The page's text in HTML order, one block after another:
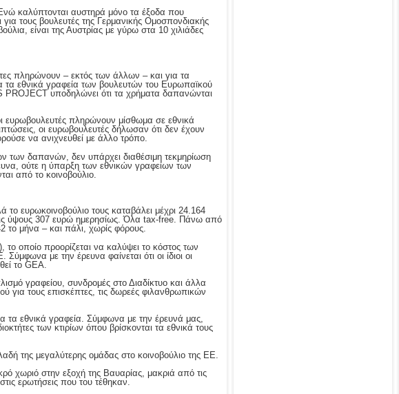
καλύπτονται αυστηρά μόνο τα έξοδα που
τους βουλευτές της Γερμανικής Ομοσπονδιακής
είναι της Αυστρίας με γύρω στα 10 χιλιάδες
πληρώνουν – εκτός των άλλων – και για τα
εθνικά γραφεία των βουλευτών του Ευρωπαϊκού
PROJECT υποδηλώνει ότι τα χρήματα δαπανώνται
ευρωβουλευτές πληρώνουν μίσθωμα σε εθνικά
οι ευρωβουλευτές δήλωσαν ότι δεν έχουν
να ανιχνευθεί με άλλο τρόπο.
των δαπανών, δεν υπάρχει διαθέσιμη τεκμηρίωση
ούτε η ύπαρξη των εθνικών γραφείων των
από το κοινοβούλιο.
ευρωκοινοβούλιο τους καταβάλει μέχρι 24.164
ύψους 307 ευρώ ημερησίως. Όλα tax-free. Πάνω από
το μήνα – και πάλι, χωρίς φόρους.
οποίο προορίζεται να καλύψει το κόστος των
με την έρευνα φαίνεται ότι οι ίδιοι οι
το GEA.
γραφείου, συνδρομές στο Διαδίκτυο και άλλα
για τους επισκέπτες, τις δωρεές φιλανθρωπικών
τα εθνικά γραφεία. Σύμφωνα με την έρευνά μας,
των κτιρίων όπου βρίσκονται τα εθνικά τους
της μεγαλύτερης ομάδας στο κοινοβούλιο της ΕΕ.
χωριό στην εξοχή της Βαυαρίας, μακριά από τις
ερωτήσεις που του τέθηκαν.